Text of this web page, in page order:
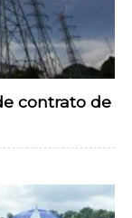
contrato de